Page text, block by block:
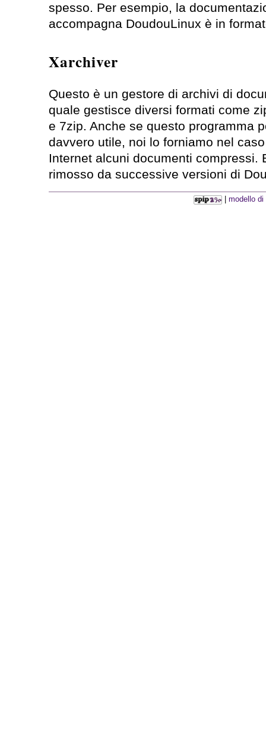
spesso. Per esempio, la
accompagna DoudouLinux è in
Xarchiver
Questo è un gestore di archivi di
quale gestisce diversi formati come
e 7zip. Anche se questo programma
davvero utile, noi lo forniamo nel
Internet alcuni documenti compressi.
rimosso da successive versioni di
modello di